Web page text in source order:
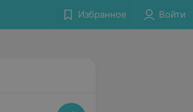
Избранное Войти